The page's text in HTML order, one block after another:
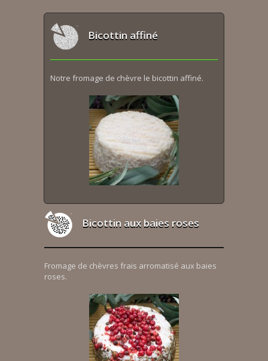
Bicottin affiné
Notre fromage de chèvre le bicottin affiné.
Bicottin aux baies roses
Fromage de chèvres frais arromatisé aux baies
roses.